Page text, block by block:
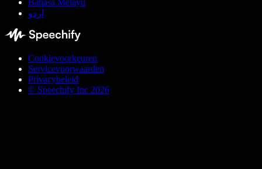
اردو
Cookievoorkeuren
Servicevoorwaarden
Privacybeleid
© Speechify Inc 2026